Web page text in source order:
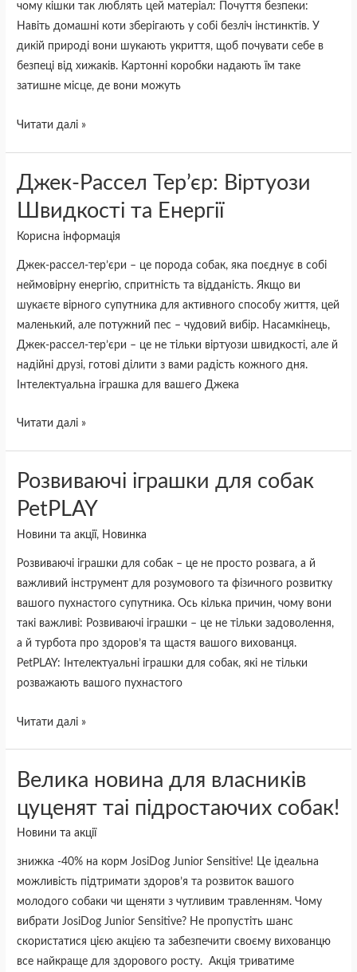
чому кішки так люблять цей матеріал: Почуття безпеки:
Навіть домашні коти зберігають у собі безліч інстинктів. У
дикій природі вони шукають укриття, щоб почувати себе в
безпеці від хижаків. Картонні коробки надають їм таке
затишне місце, де вони можуть
Читати далі »
Джек-Рассел Тер’єр: Віртуози
Швидкості та Енергії
Корисна інформація
Джек-рассел-тер’єри – це порода собак, яка поєднує в собі
неймовірну енергію, спритність та відданість. Якщо ви
шукаєте вірного супутника для активного способу життя, цей
маленький, але потужний пес – чудовий вибір. Насамкінець,
Джек-рассел-тер’єри – це не тільки віртуози швидкості, але й
надійні друзі, готові ділити з вами радість кожного дня.
Інтелектуальна іграшка для вашего Джека
Джек-
Тер’єр:
Віртуози
Швидкості
Читати далі »
Розвиваючі іграшки для собак
PetPLAY
Новини та акції, Новинка
Розвиваючі іграшки для собак – це не просто розвага, а й
важливий інструмент для розумового та фізичного розвитку
вашого пухнастого супутника. Ось кілька причин, чому вони
такі важливі: Розвиваючі іграшки – це не тільки задоволення,
а й турбота про здоров’я та щастя вашого вихованця.
PetPLAY: Інтелектуальні іграшки для собак, які не тільки
розважають вашого пухнастого
Розвиваючі
для
собак
PetPLAY
Читати далі »
Велика новина для власників
цуценят таі підростаючих собак!
Новини та акції
знижка -40% на корм JosiDog Junior Sensitive! Це ідеальна
можливість підтримати здоров’я та розвиток вашого
молодого собаки чи щеняти з чутливим травленням. Чому
вибрати JosiDog Junior Sensitive? Не пропустіть шанс
скористатися цією акцією та забезпечити своєму вихованцю
все найкраще для здорового росту. Акція триватиме
Велика
для
власників
підростаючих
собак!